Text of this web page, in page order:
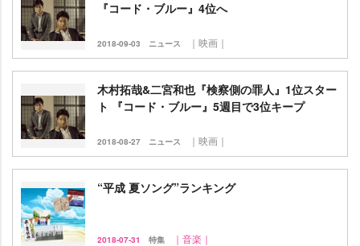
『コード・ブルー』4位へ
2018-09-03 ニュース ｜映画｜
木村拓哉&二宮和也『検察側の罪人』1位スター
ト 『コード・ブルー』5週目で3位キープ
2018-08-27 ニュース ｜映画｜
“平成 夏ソング”ランキング
2018-07-31 特集 ｜音楽｜